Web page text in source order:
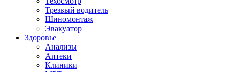
Трезвый водитель
Шиномонтаж
Эвакуатор
Здоровье
Анализы
Аптеки
Клиники